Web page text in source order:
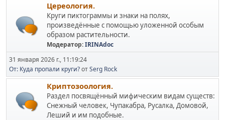
Цереология.
Круги пиктограммы и знаки на полях,
произведённые с помощью уложенной особым
образом растительности.
Модератор:IRINAdoc
31 января 2026 г., 11:19:24
От: Куда пропали круги?отSerg Rock
Криптозоология.
Раздел посвящённый мифическим видам существ:
Снежный человек, Чупакабра, Русалка, Домовой,
Леший и им подобные.